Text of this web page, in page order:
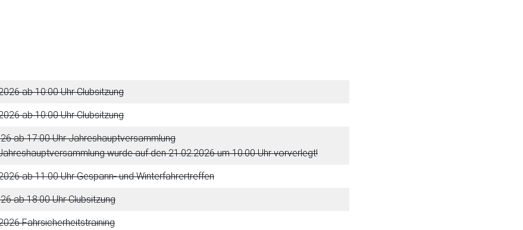
ab 10:00 Uhr Clubsitzung
ab 10:00 Uhr Clubsitzung
ab 17:00 Uhr Jahreshauptversammlung
wurde auf den 21.02.2026 um 10.00 Uhr vorverlegt!
ab 11:00 Uhr Gespann- und Winterfahrertreffen
ab 18:00 Uhr Clubsitzung
Fahrsicherheitstraining